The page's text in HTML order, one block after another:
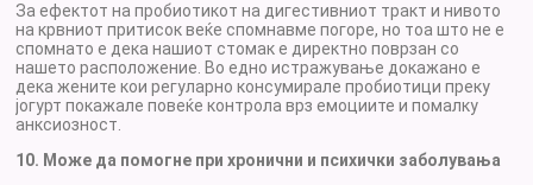
За ефектот на пробиотикот на дигестивниот тракт и нивото
на крвниот притисок веќе спомнавме погоре, но тоа што не е
спомнато е дека нашиот стомак е директно поврзан со
нашето расположение. Во едно истражување докажано е
дека жените кои регуларно консумирале пробиотици преку
јогурт покажале повеќе контрола врз емоциите и помалку
анксиозност.
10. Може да помогне при хронични и психички заболувања